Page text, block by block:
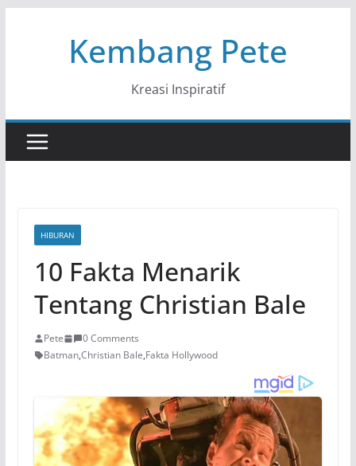
Kembang Pete
Kreasi Inspiratif
HIBURAN
10 Fakta Menarik
Tentang Christian Bale
Pete
0 Comments
Batman,Christian Bale,Fakta Hollywood